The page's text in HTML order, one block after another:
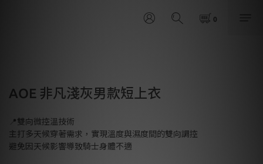
AOE 非凡淺灰男款短上衣
📍雙向微控溫技術
主打多天候穿著需求，實現溫度與濕度間的雙向調控
避免因天候影響導致騎士身體不適